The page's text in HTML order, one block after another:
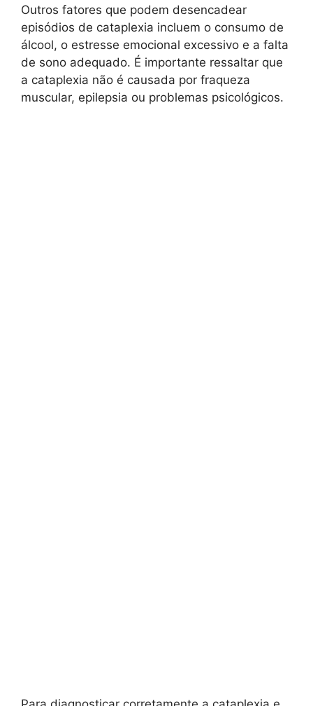
Outros fatores que podem desencadear
episódios de cataplexia incluem o consumo de
álcool, o estresse emocional excessivo e a falta
de sono adequado. É importante ressaltar que
a cataplexia não é causada por fraqueza
muscular, epilepsia ou problemas psicológicos.